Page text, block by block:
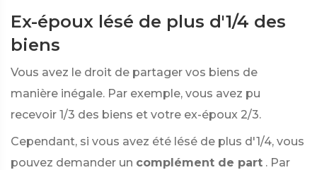
Ex-époux lésé de plus d'1/4 des
biens
Vous avez le droit de partager vos biens de
manière inégale. Par exemple, vous avez pu
recevoir 1/3 des biens et votre ex-époux 2/3.
Cependant, si vous avez été lésé de plus d'1/4, vous
pouvez demander un complément de part . Par